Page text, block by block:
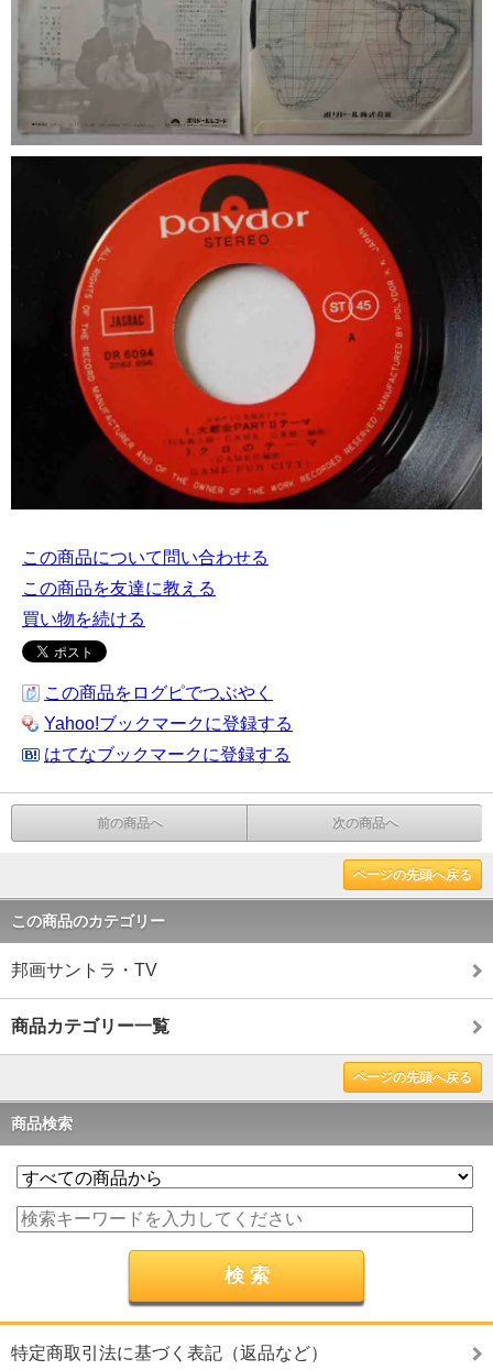
この商品について問い合わせる
この商品を友達に教える
買い物を続ける
この商品をログピでつぶやく
Yahoo!ブックマークに登録する
はてなブックマークに登録する
前の商品へ 次の商品へ
ページの先頭へ戻る
この商品のカテゴリー
邦画サントラ・TV
商品カテゴリー一覧
ページの先頭へ戻る
商品検索
特定商取引法に基づく表記（返品など）